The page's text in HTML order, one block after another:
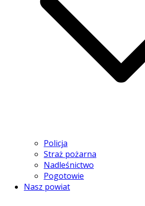
Policja
Straż pożarna
Nadleśnictwo
Pogotowie
Nasz powiat